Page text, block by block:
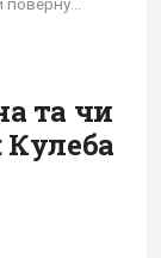
та чи
Кулеба